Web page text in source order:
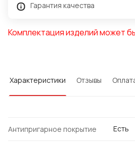
Гарантия качества
Комплектация изделий может
Характеристики Отзывы
Антипригарное покрытие Есть